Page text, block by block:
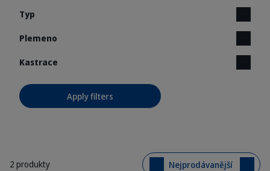
Typ
Plemeno
Kastrace
Apply filters
2 produkty Nejprodávanější